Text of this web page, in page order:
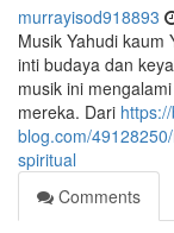
murrayisod918893
Musik Yahudi kaum
inti budaya dan
musik ini
mereka. Dari
blog.com/
spiritual
Comments